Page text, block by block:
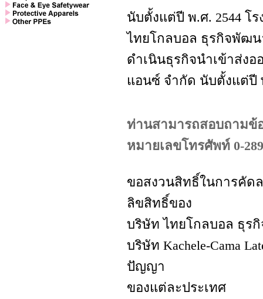
นับตั้งแต่ปี พ.ศ. 2544 โ
ไทยโกลบอล ธุรกิจพัฒ
ดำเนินธุรกิจนำเข้าส่ง
แอนซ์ จำกัด นับตั้งแต่ปี
ท่านสามารถสอบถามข้
หมายเลขโทรศัพท์ 0-
ขอสงวนสิทธิ์ในการคัด
ลิขสิทธิ์ของ
บริษัท ไทยโกลบอล ธุร
บริษัท Kachele-Cama
ปัญญา
ของแต่ละประเทศ